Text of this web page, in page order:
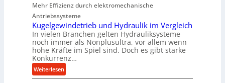
a
t
z
k
n
a
p
p
ü
a
u
:
F
o
r
c
o
m
p
a
k
t
e
U
l
Mehr Effizienz durch elektromechanische
Antriebssysteme
Kugelgewindetrieb und Hydraulik im Vergleich
In vielen Branchen gelten Hydrauliksysteme
noch immer als Nonplusultra, vor allem wenn
hohe Kräfte im Spiel sind. Doch es gibt starke
Konkurrenz…
Weiterlesen:
K